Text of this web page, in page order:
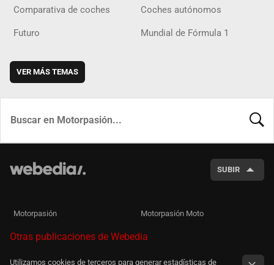
Comparativa de coches Coches autónomos
Futuro Mundial de Fórmula 1
VER MÁS TEMAS
SUBIR
Motorpasión Motorpasión Moto
Otras publicaciones de Webedia
Utilizamos cookies de terceros para generar estadísticas de